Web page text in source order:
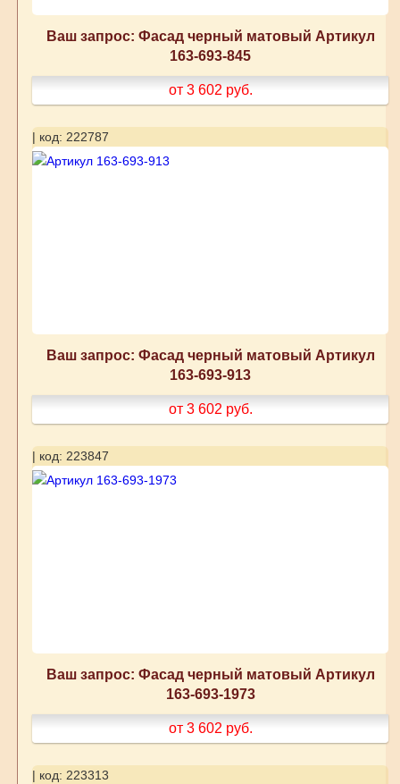
Ваш запрос: Фасад черный матовый Артикул
163-693-845
от 3 602 руб.
| код: 222787
Ваш запрос: Фасад черный матовый Артикул
163-693-913
от 3 602 руб.
| код: 223847
Ваш запрос: Фасад черный матовый Артикул
163-693-1973
от 3 602 руб.
| код: 223313